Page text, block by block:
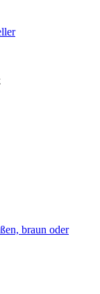
braun oder